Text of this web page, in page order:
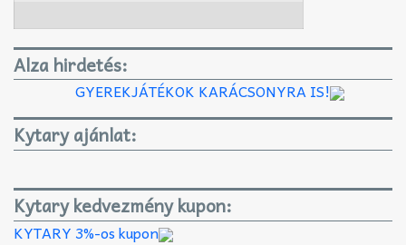
Alza hirdetés:
GYEREKJÁTÉKOK KARÁCSONYRA IS!
Kytary ajánlat:
Kytary kedvezmény kupon:
KYTARY 3%-os kupon